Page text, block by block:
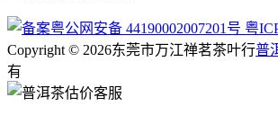
粤公网安备 44190002007201号 粤
Copyright © 2026东莞市万江禅茗茶叶行普
有